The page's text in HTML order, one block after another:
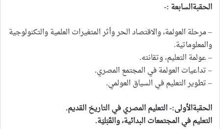
الحقبةالسابعة :-
– مرحلة العولمة، والاقتصاد الحر وأثر المتغيرات العلمية والتكنولوجية
والمعلوماتية.
– عولمة التعليم، وتقانته.
– تداعيات العولمة في المجتمع المصري.
– تطوير التعليم في السياق العولمي.
الحقبةالأولى:- التعليم المصري في التاريخ القديم.
التعليم في المجتمعات البدائية، والقَبَليَة.